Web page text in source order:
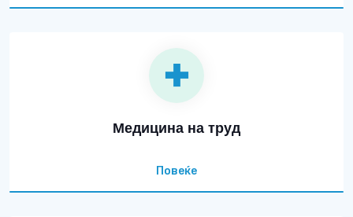
Медицина на труд
Повеќе